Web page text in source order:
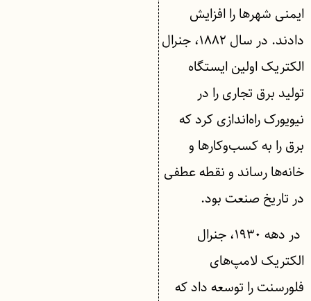
ایمنی شهرها را افزایش
دادند. در سال ۱۸۸۲، جنرال
الکتریک اولین ایستگاه
تولید برق تجاری را در
نیویورک راه‌اندازی کرد که
برق را به کسب‌وکارها و
خانه‌ها رساند و نقطه عطفی
در تاریخ صنعت بود.
در دهه ۱۹۳۰، جنرال
الکتریک لامپ‌های
فلورسنت را توسعه داد که